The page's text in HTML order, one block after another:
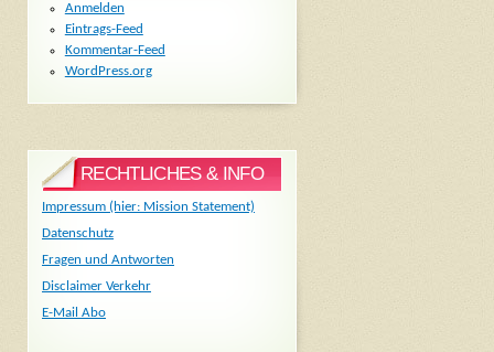
Anmelden
Eintrags-Feed
Kommentar-Feed
WordPress.org
RECHTLICHES & INFO
Impressum (hier: Mission Statement)
Datenschutz
Fragen und Antworten
Disclaimer Verkehr
E-Mail Abo